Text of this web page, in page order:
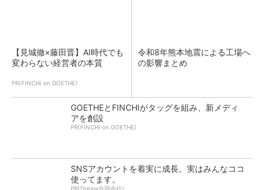
【見城徹×藤田晋】AI時代でも
変わらない経営者の本質
PR(FINCHI on GOETHE)
令和8年熊本地震による工場へ
の影響まとめ
GOETHEとFINCHIがタッグを組み、新メディ
アを創設
PR(FINCHI on GOETHE)
SNSアカウントを着実に成長。実はみんなココ
使ってます。
PR(Dreaw合同会社)